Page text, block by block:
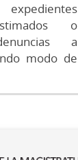
o
a
modo de